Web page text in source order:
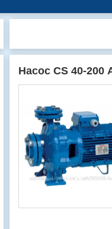
Насос CS 40-200